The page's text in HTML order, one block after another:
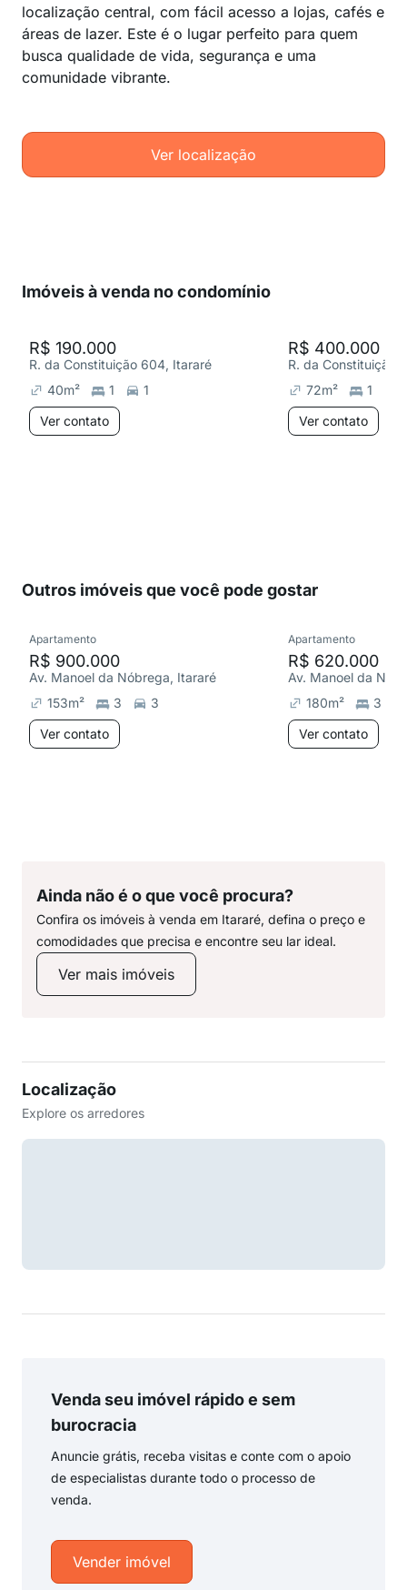
localização central, com fácil acesso a lojas, cafés e
áreas de lazer. Este é o lugar perfeito para quem
busca qualidade de vida, segurança e uma
comunidade vibrante.
Ver localização
Imóveis à venda no condomínio
R$ 190.000
R. da Constituição 604, Itararé
40m² 1
1
Ver contato
R$ 400.000
R. da Constituição
72m² 1
Ver contato
Outros imóveis que você pode gostar
Apartamento
R$ 900.000
Av. Manoel da Nóbrega, Itararé
153m² 3
3
Ver contato
Apartamento
R$ 620.000
Av. Manoel da
180m²
3
Ver contato
Ainda não é o que você procura?
Confira os imóveis à venda em Itararé, defina o preço e
comodidades que precisa e encontre seu lar ideal.
Ver mais imóveis
Localização
Explore os arredores
Venda seu imóvel rápido e sem
burocracia
Anuncie grátis, receba visitas e conte com o apoio
de especialistas durante todo o processo de
venda.
Vender imóvel